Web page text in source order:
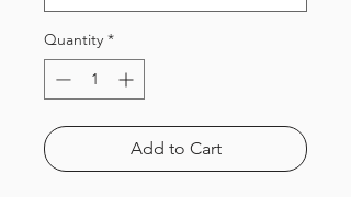
Quantity *
Add to Cart